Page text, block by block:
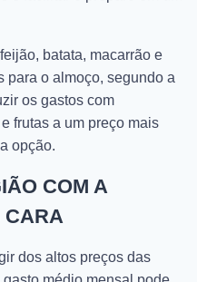
batata, macarrão e
para o almoço, segundo a
os gastos com
frutas a um preço mais
opção.
COM A
CARA
dos altos preços das